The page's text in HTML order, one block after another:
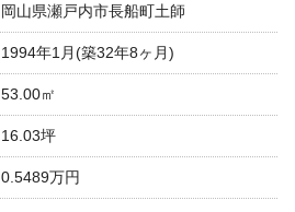
岡山県瀬戸内市長船町土師
1994年1月(築32年8ヶ月)
53.00㎡
16.03坪
0.5489万円